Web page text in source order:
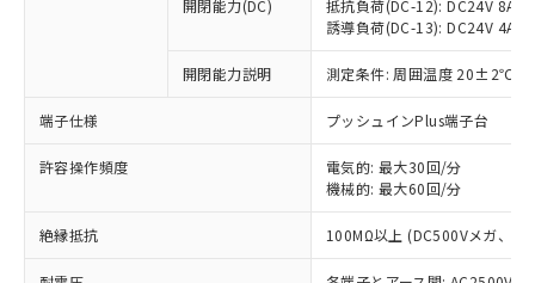
開閉能力(DC)
抵抗負荷(DC-12): DC24V 8A/
誘導負荷(DC-13): DC24V 4A/
開閉能力説明 測定条件: 周囲温度 20±2℃、
端子仕様 プッシュインPlus端子台
許容操作頻度
電気的: 最大30回/分
機械的: 最大60回/分
絶縁抵抗 100MΩ以上 (DC500Vメガ、点
ことをご了承ください。
在庫状況および標準価格照会結果は、
記載している更新日時点での社内デー
タに基づき作成されるものであり、閲
覧された時点での実際の在庫および標
準価格とは異なる場合があることをご
正式な納期状況および標準価格はお客
様のお取引先、またはお客様担当のオ
ムロン制御機器販売店・当社販売員に
むを得ず変更することがあります。
*EU RoHS指令（10物質）：
鉛(Pb) 1000ppm以下、 水銀(Hg) 1000ppm以下、 カド
ミウム(Cd) 100ppm以下、
六価クロム(Cr(Ⅵ)) 1000ppm以下、ポリ臭化ビフェニル
類(PBB) 1000ppm以下、ポリ臭化ジフェニルエーテル類
(PBDE) 1000ppm以下、フタル酸ビス(2-エチルヘキシ
ル) (DEHP)(別名：DOP) 1000ppm以下、フタル酸ブチ
(DIBP) 1000ppm以下
但し、RoHS指令で産業用監視および制御機器に対する
「－」：未確認です。当社販売部門へお問
*中国RoHS10物質の基準値 (GB/T26572)：
Pb(鉛) :1000ppm、 Hg(水銀) : 1000ppm、 Cd(カドミウ
ニル類) : 1000ppm、 PBDEs(ポリ臭化ジフェニルエーテ
DBP(フタル酸ジブチル) : 1000ppm、 DIBP(フタル酸ジ
イソブチル) : 1000ppm、 BBP(フタル酸ブチルベンジ
ル) : 1000ppm、
DEHP(フタル酸ビス(2-エチルヘキシル)) : 1000ppm
当社は、これら貴社製品のうち、外国
為替および外国貿易法に定める商品
（以下｢規制貨物等」という）を輸出
または国外への提供する場合は、日本
国政府の輸出許可(または役務取引許
可)を取得するなどの必要な手続きを
当社は規制貨物を破棄する場合は、完
全に破砕するなど、違法に輸出されな
いよう必要な手段を講じます。
当社は貴社製品を、核兵器、ミサイ
○ 一定数以上の在庫あり
一定数には満たないが在庫あり